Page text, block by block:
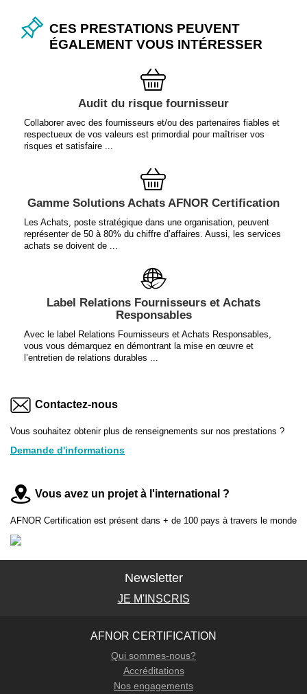
CES PRESTATIONS PEUVENT
ÉGALEMENT VOUS INTÉRESSER
Audit du risque fournisseur
Collaborer avec des fournisseurs et/ou des partenaires fiables et
respectueux de vos valeurs est primordial pour maîtriser vos
risques et satisfaire ...
Gamme Solutions Achats AFNOR Certification
Les Achats, poste stratégique dans une organisation, peuvent
représenter de 50 à 80% du chiffre d’affaires. Aussi, les services
achats se doivent de ...
Label Relations Fournisseurs et Achats
Responsables
Avec le label Relations Fournisseurs et Achats Responsables,
vous vous démarquez en démontrant la mise en œuvre et
l’entretien de relations durables ...
Contactez-nous
Vous souhaitez obtenir plus de renseignements sur nos prestations ?
Demande d'informations
Vous avez un projet à l'international ?
AFNOR Certification est présent dans + de 100 pays à travers le monde
Newsletter
JE M'INSCRIS
AFNOR CERTIFICATION
Qui sommes-nous?
Accréditations
Nos engagements